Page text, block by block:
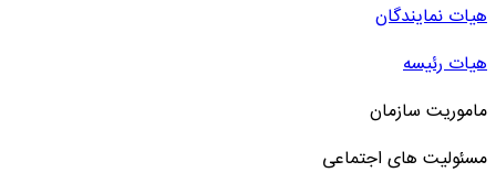
هیات نمایندگان
هیات رئیسه
ماموریت سازمان
مسئولیت های اجتماعی